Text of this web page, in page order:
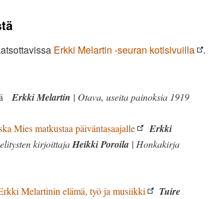
Erkki Melartin -seuran kotisivuilla .
Erkki Melartin | Otava, useita painoksia 1919
Mies matkustaa päiväntasaajalle
Erkki
kirjoittajaHeikki Poroila | Honkakirja
Melartinin elämä, työ ja musiikki Tuire